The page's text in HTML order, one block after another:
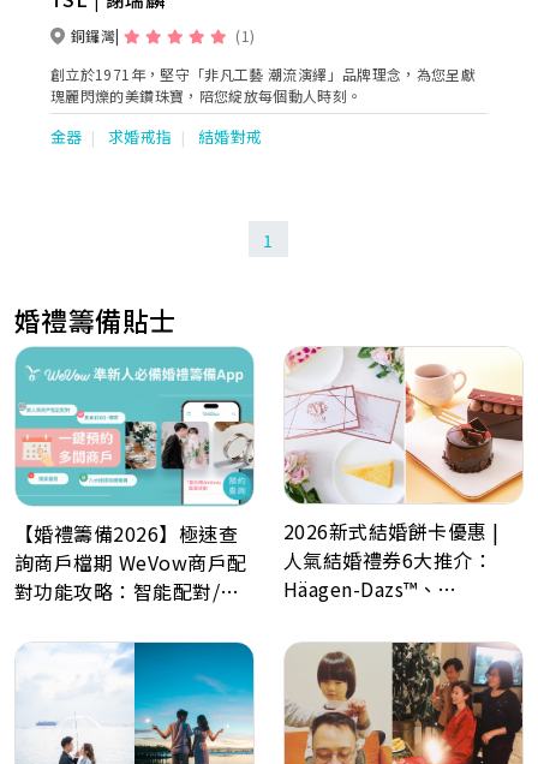
銅鑼灣
(1)
創立於1971年，堅守「非凡工藝 潮流演繹」品牌理念，為您呈獻
瑰麗閃爍的美鑽珠寶，陪您綻放每個動人時刻。
金器 求婚戒指 結婚對戒
1
婚禮籌備貼士
【婚禮籌備2026】極速查
詢商戶檔期 WeVow商戶配
對功能攻略：智能配對/一
2026新式結婚餅卡優惠 |
人氣結婚禮券6大推介：
Häagen-Dazs™、
Lafayet、Lucullus 龍島